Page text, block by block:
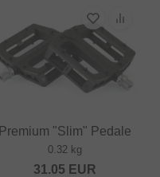
Premium "Slim" Pedale
0.32 kg
31.05 EUR